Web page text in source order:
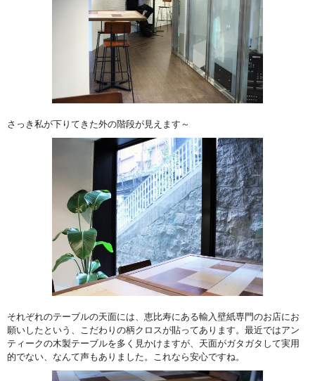
さっき私が下りてきた外の階段が見えます～
それぞれのテーブルの天面には、恵比寿にある輸入壁紙専門のお店にお
願いしたという、こだわりの柄クロスが貼ってあります。最近ではアン
ティークの木製テーブルを多く見かけますが、天面がガタガタして実用
的でない、なんて声もありました。これなら安心ですね。